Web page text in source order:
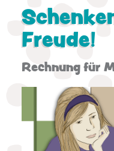
Freude!
Rechnung für